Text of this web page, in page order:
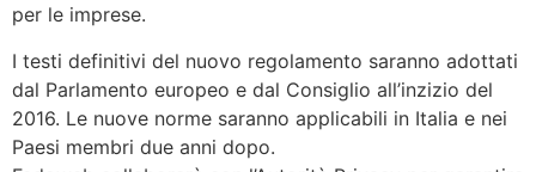
per le imprese.
I testi definitivi del nuovo regolamento saranno adottati
dal Parlamento europeo e dal Consiglio all’inzizio del
2016. Le nuove norme saranno applicabili in Italia e nei
Paesi membri due anni dopo.